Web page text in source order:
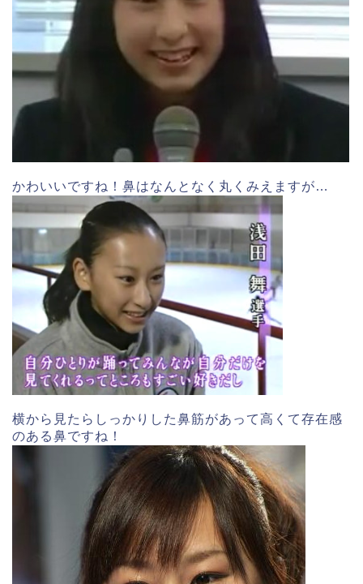
かわいいですね！鼻はなんとなく丸くみえますが…
横から見たらしっかりした鼻筋があって高くて存在感
のある鼻ですね！